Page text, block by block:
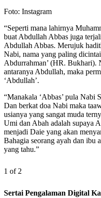
Foto: Instagram
“Seperti mana lahirnya
buat Abdullah Abbas juga
Abdullah Abbas. Merujuk
Nabi, nama yang paling
Abdurrahman’ (HR. Bukhari).
antaranya Abdullah, maka
‘Abdullah’.
“Manakala ‘Abbas’ pula Nabi
Dan berkat doa Nabi maka
usianya yang sangat muda
Umi dan Abah adalah supaya
menjadi Daie yang akan
Bahagia seorang ayah dan ibu
yang tahu.”
1 of 2
Sertai Pengalaman Digital